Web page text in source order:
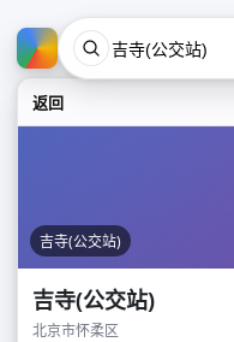
返回
吉寺(公交站)
吉寺(公交站)
北京市怀柔区